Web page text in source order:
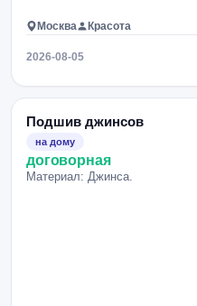
Москва Красота
2026-08-05
Подшив джинсов
на дому
договорная
Материал: Джинса.